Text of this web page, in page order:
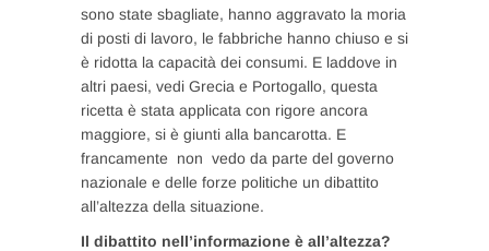
sono state sbagliate, hanno aggravato la moria
di posti di lavoro, le fabbriche hanno chiuso e si
è ridotta la capacità dei consumi. E laddove in
altri paesi, vedi Grecia e Portogallo, questa
ricetta è stata applicata con rigore ancora
maggiore, si è giunti alla bancarotta. E
francamente non vedo da parte del governo
nazionale e delle forze politiche un dibattito
all’altezza della situazione.
Il dibattito nell’informazione è all’altezza?